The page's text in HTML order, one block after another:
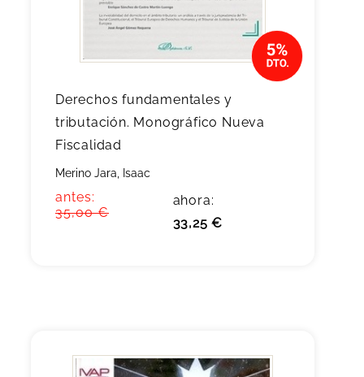
Derechos fundamentales y
tributación. Monográfico Nueva
Fiscalidad
Merino Jara, Isaac
antes:
35,00 €
ahora:
33,25 €